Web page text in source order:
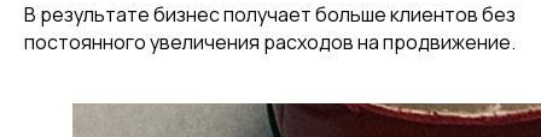
В результате бизнес получает больше клиентов без
постоянного увеличения расходов на продвижение.